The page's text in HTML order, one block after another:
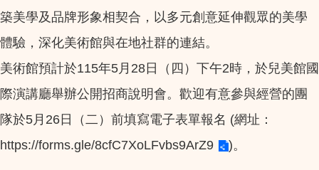
築美學及品牌形象相契合，以多元創意延伸觀眾的美學
體驗，深化美術館與在地社群的連結。
美術館預計於115年5月28日（四）下午2時，於兒美館國
際演講廳舉辦公開招商說明會。歡迎有意參與經營的團
隊於5月26日（二）前填寫電子表單報名 (網址：
https://forms.gle/8cfC7XoLFvbs9ArZ9
)。